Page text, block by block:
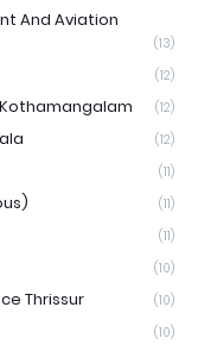
And Aviation
(13)
(12)
(12)
(12)
(11)
(11)
(11)
(10)
Thrissur (10)
(10)